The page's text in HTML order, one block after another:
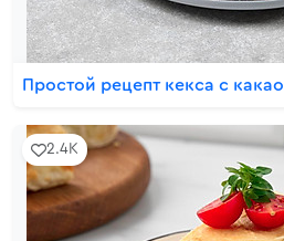
Простой рецепт кекса с какао
2.4K